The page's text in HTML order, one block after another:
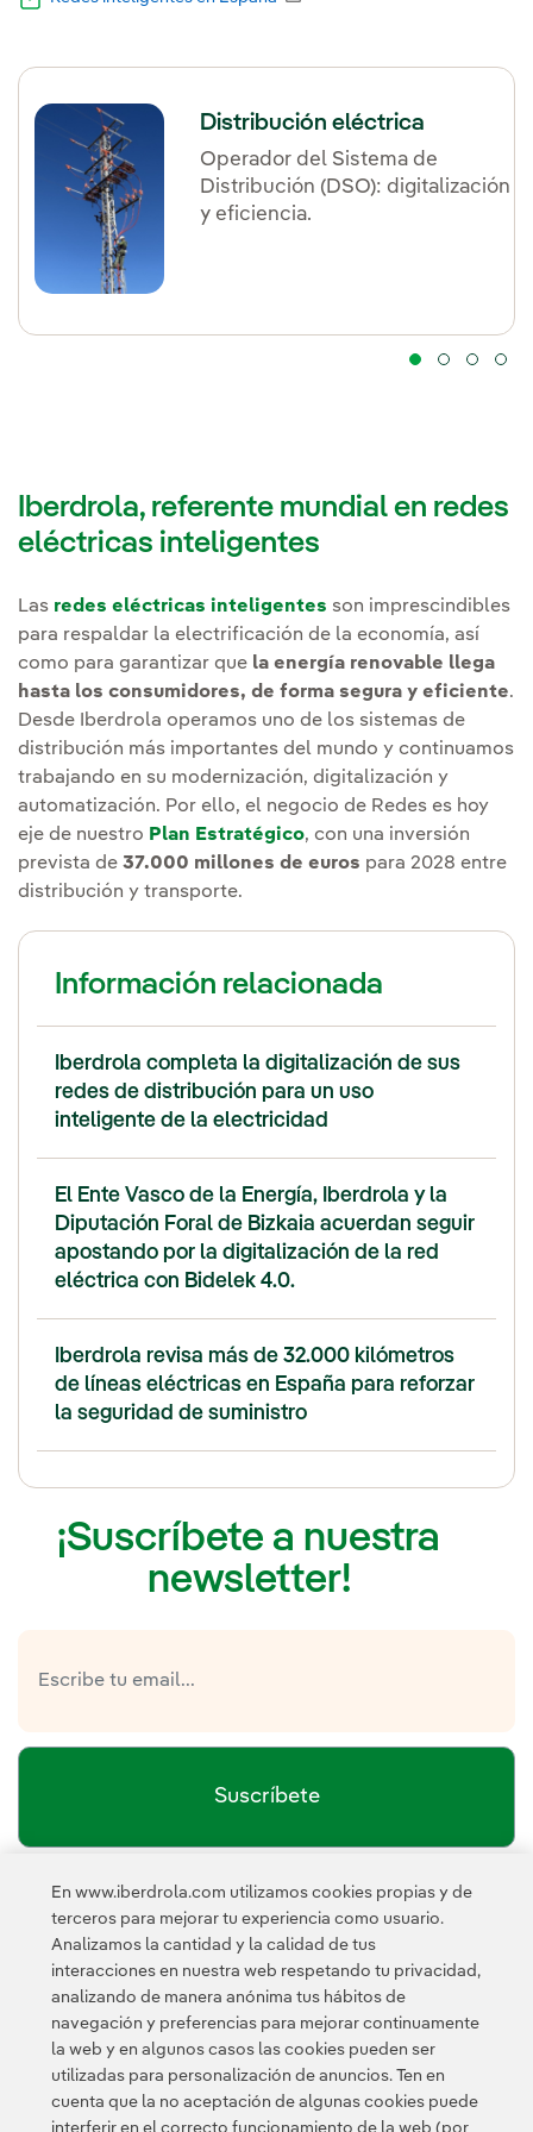
Distribución eléctrica
Operador del Sistema de
Distribución (DSO): digitalización
y eficiencia.
Iberdrola, referente mundial en redes
eléctricas inteligentes
Las redes eléctricas inteligentes son imprescindibles
para respaldar la electrificación de la economía, así
como para garantizar que la energía renovable llega
hasta los consumidores, de forma segura y eficiente.
Desde Iberdrola operamos uno de los sistemas de
distribución más importantes del mundo y continuamos
trabajando en su modernización, digitalización y
automatización. Por ello, el negocio de Redes es hoy
eje de nuestro Plan Estratégico, con una inversión
prevista de 37.000 millones de euros para 2028 entre
distribución y transporte.
Información relacionada
Iberdrola completa la digitalización de sus
redes de distribución para un uso
inteligente de la electricidad
El Ente Vasco de la Energía, Iberdrola y la
Diputación Foral de Bizkaia acuerdan seguir
apostando por la digitalización de la red
eléctrica con Bidelek 4.0.
Iberdrola revisa más de 32.000 kilómetros
de líneas eléctricas en España para reforzar
la seguridad de suministro
¡Suscríbete a nuestra
newsletter!
Suscríbete
He leído y acepto lapolítica de privacidad de la
Newsletter
Enlace externo, se abre en ventana nueva.
Esta página está protegida por reCAPTCHA y se aplican la
Política de privacidad Términos de servicio de
En www.iberdrola.com utilizamos cookies propias y de
terceros para mejorar tu experiencia como usuario.
Analizamos la cantidad y la calidad de tus
interacciones en nuestra web respetando tu privacidad,
analizando de manera anónima tus hábitos de
navegación y preferencias para mejorar continuamente
la web y en algunos casos las cookies pueden ser
utilizadas para personalización de anuncios. Ten en
cuenta que la no aceptación de algunas cookies puede
interferir en el correcto funcionamiento de la web (por